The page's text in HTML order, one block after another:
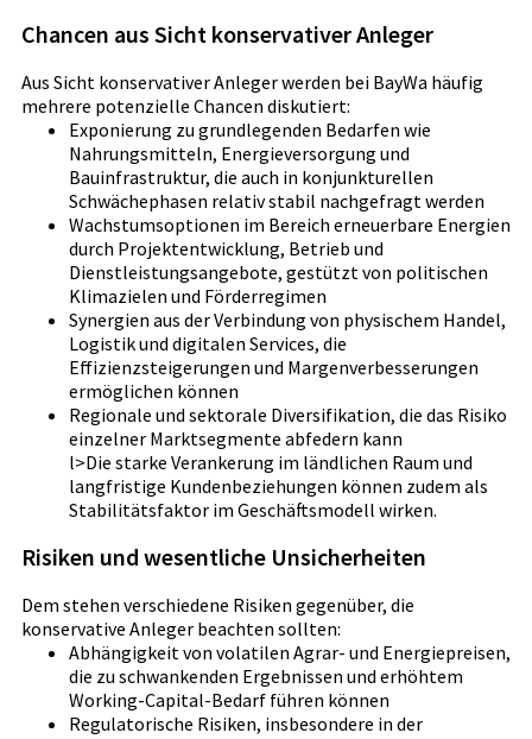
Chancen aus Sicht konservativer Anleger
Aus Sicht konservativer Anleger werden bei BayWa häufig
mehrere potenzielle Chancen diskutiert:
Exponierung zu grundlegenden Bedarfen wie
Nahrungsmitteln, Energieversorgung und
Bauinfrastruktur, die auch in konjunkturellen
Schwächephasen relativ stabil nachgefragt werden
Wachstumsoptionen im Bereich erneuerbare Energien
durch Projektentwicklung, Betrieb und
Dienstleistungsangebote, gestützt von politischen
Klimazielen und Förderregimen
Synergien aus der Verbindung von physischem Handel,
Logistik und digitalen Services, die
Effizienzsteigerungen und Margenverbesserungen
ermöglichen können
Regionale und sektorale Diversifikation, die das Risiko
einzelner Marktsegmente abfedern kann
l>Die starke Verankerung im ländlichen Raum und
langfristige Kundenbeziehungen können zudem als
Stabilitätsfaktor im Geschäftsmodell wirken.
Risiken und wesentliche Unsicherheiten
Dem stehen verschiedene Risiken gegenüber, die
konservative Anleger beachten sollten:
Abhängigkeit von volatilen Agrar- und Energiepreisen,
die zu schwankenden Ergebnissen und erhöhtem
Working-Capital-Bedarf führen können
Regulatorische Risiken, insbesondere in der